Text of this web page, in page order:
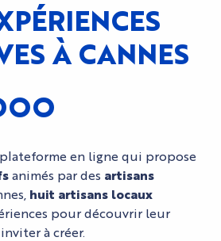
À CANNES
en ligne qui propose
animés par des artisans
huit artisans locaux
pour découvrir leur
à créer.